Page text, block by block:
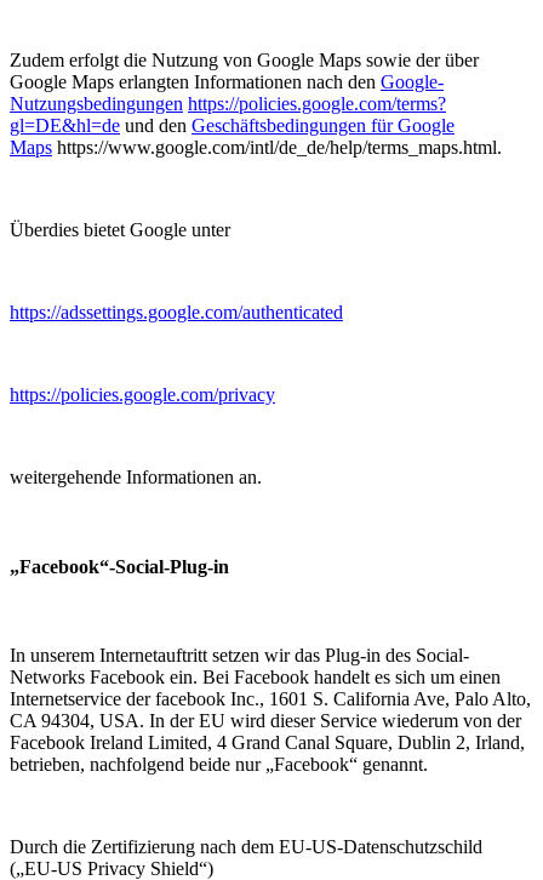
Zudem erfolgt die Nutzung von Google Maps sowie der über
Google Maps erlangten Informationen nach den Google-
Nutzungsbedingungen https://policies.google.com/terms?
gl=DE&hl=de und den Geschäftsbedingungen für Google
Maps https://www.google.com/intl/de_de/help/terms_maps.html.
Überdies bietet Google unter
https://adssettings.google.com/authenticated
https://policies.google.com/privacy
weitergehende Informationen an.
„Facebook“-Social-Plug-in
In unserem Internetauftritt setzen wir das Plug-in des Social-
Networks Facebook ein. Bei Facebook handelt es sich um einen
Internetservice der facebook Inc., 1601 S. California Ave, Palo Alto,
CA 94304, USA. In der EU wird dieser Service wiederum von der
Facebook Ireland Limited, 4 Grand Canal Square, Dublin 2, Irland,
betrieben, nachfolgend beide nur „Facebook“ genannt.
Durch die Zertifizierung nach dem EU-US-Datenschutzschild
(„EU-US Privacy Shield“)